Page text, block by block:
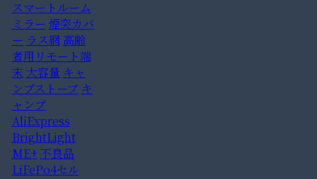
スマートルーム
ミラー 煙突カバ
ー ラス網 高齢
者用リモート端
末大容量 キャ
ンプストーブ キ
ャンプ
AliExpress
BrightLight
ME+不良品
LiFePo4セル